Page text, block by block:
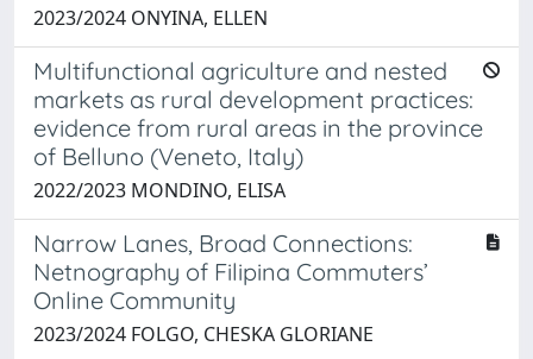
2023/2024 ONYINA, ELLEN
Multifunctional agriculture and nested
markets as rural development practices:
evidence from rural areas in the province
of Belluno (Veneto, Italy)
2022/2023 MONDINO, ELISA
Narrow Lanes, Broad Connections:
Netnography of Filipina Commuters’
Online Community
2023/2024 FOLGO, CHESKA GLORIANE